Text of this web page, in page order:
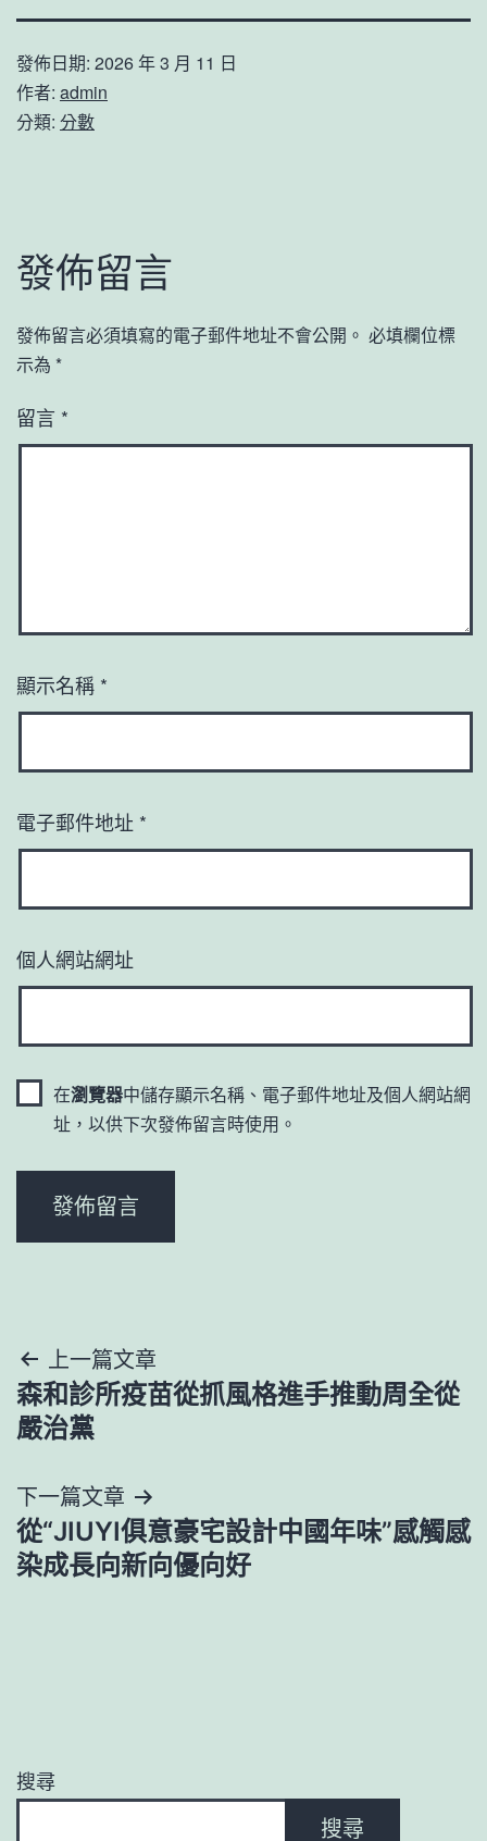
發佈日期: 2026 年 3 月 11 日
作者: admin
分類: 分數
發佈留言
發佈留言必須填寫的電子郵件地址不會公開。 必填欄位標
示為 *
留言 *
顯示名稱 *
電子郵件地址 *
個人網站網址
在瀏覽器中儲存顯示名稱、電子郵件地址及個人網站網
址，以供下次發佈留言時使用。
文
章
覽
上一篇文章
森和診所疫苗從抓風格進手推動周全從
嚴治黨
下一篇文章
從“JIUYI俱意豪宅設計中國年味”感觸感
染成長向新向優向好
搜尋
搜尋